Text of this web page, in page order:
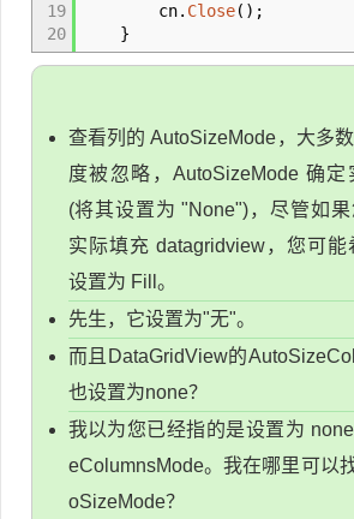
19
20
cn. Close( ) ;
}
查看列的 AutoSizeMode，大多
度被忽略，AutoSizeMode 确定
(将其设置为 "None")，尽管如果
实际填充 datagridview，您可能
设置为 Fill。
先生，它设置为"无"。
而且DataGridView的
也设置为none？
我以为您已经指的是设置为
eColumnsMode。我在哪里可以
oSizeMode？